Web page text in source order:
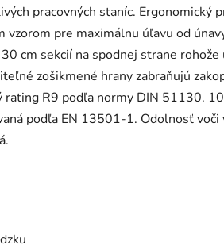
pracovných staníc. Ergonomický
pre maximálnu úľavu od
cm sekcií na spodnej strane
zošikmené hrany zabraňujú
rating R9 podľa normy DIN 51130.
podľa EN 13501-1. Odolnosť voči